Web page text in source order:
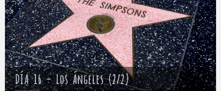
DÍA 16 – Los Ángeles (2/2)